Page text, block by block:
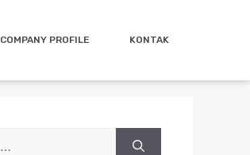
COMPANY PROFILE KONTAK